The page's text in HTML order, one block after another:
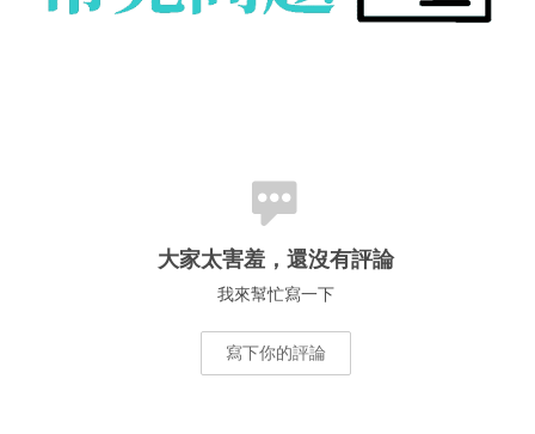
大家太害羞，還沒有評論
我來幫忙寫一下
寫下你的評論